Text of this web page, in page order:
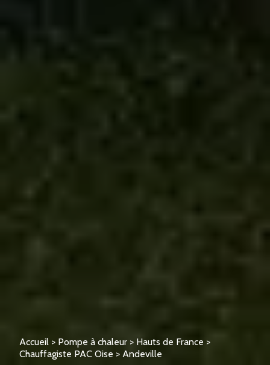
Accueil > Pompe à chaleur > Hauts de France >
Chauffagiste PAC Oise > Andeville